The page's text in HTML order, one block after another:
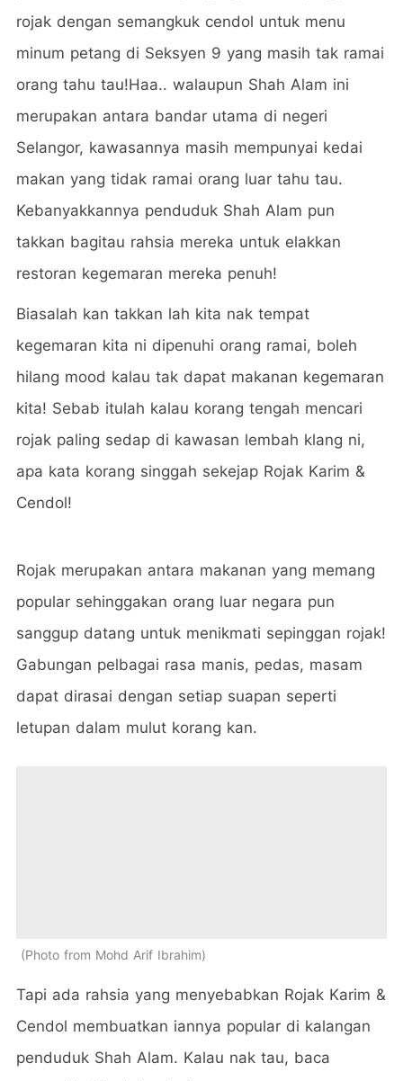
rojak dengan semangkuk cendol untuk menu
minum petang di Seksyen 9 yang masih tak ramai
orang tahu tau!Haa.. walaupun Shah Alam ini
merupakan antara bandar utama di negeri
Selangor, kawasannya masih mempunyai kedai
makan yang tidak ramai orang luar tahu tau.
Kebanyakkannya penduduk Shah Alam pun
takkan bagitau rahsia mereka untuk elakkan
restoran kegemaran mereka penuh!
Biasalah kan takkan lah kita nak tempat
kegemaran kita ni dipenuhi orang ramai, boleh
hilang mood kalau tak dapat makanan kegemaran
kita! Sebab itulah kalau korang tengah mencari
rojak paling sedap di kawasan lembah klang ni,
apa kata korang singgah sekejap Rojak Karim &
Cendol!
Rojak merupakan antara makanan yang memang
popular sehinggakan orang luar negara pun
sanggup datang untuk menikmati sepinggan rojak!
Gabungan pelbagai rasa manis, pedas, masam
dapat dirasai dengan setiap suapan seperti
letupan dalam mulut korang kan.
Photo from Mohd Arif Ibrahim
Tapi ada rahsia yang menyebabkan Rojak Karim &
Cendol membuatkan iannya popular di kalangan
penduduk Shah Alam. Kalau nak tau, baca